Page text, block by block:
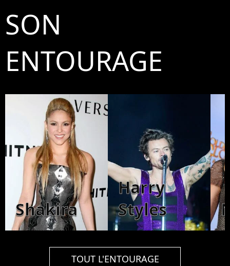
SON
ENTOURAGE
Shakira
Harry
Styles
TOUT L'ENTOURAGE